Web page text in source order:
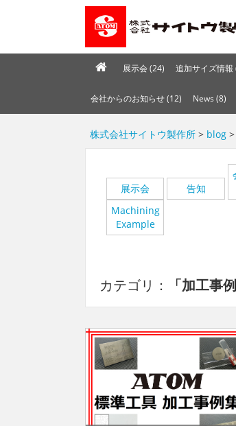
展示会 (24) 追加サイズ情報
会社からのお知らせ (12) News (8)
株式会社サイトウ製作所 > blog
展示会 告知
Machining
Example
カテゴリ： 「加工事例